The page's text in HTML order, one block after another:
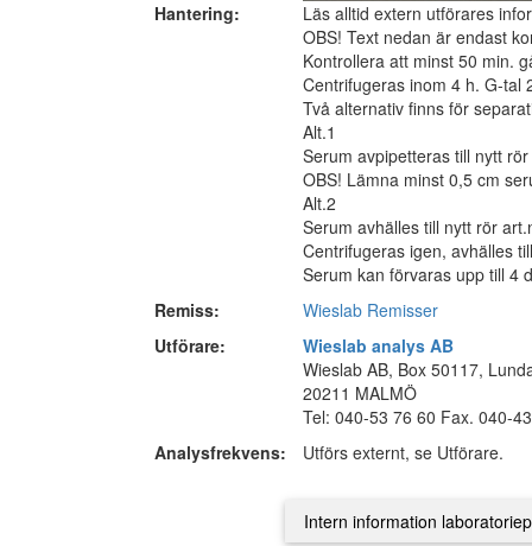
Hantering:
Läs alltid extern utförares
OBS! Text nedan är endast
Kontrollera att minst 50 min.
Centrifugeras inom 4 h. G-tal
Två alternativ finns för
Alt.1
Serum avpipetteras till nytt
OBS! Lämna minst 0,5 cm
Alt.2
Serum avhälles till nytt rör
Centrifugeras igen, avhälles
Serum kan förvaras upp till 4
Remiss:
Wieslab Remisser
Utförare:
Wieslab analys AB
Wieslab AB, Box 50117,
20211 MALMÖ
Tel: 040-53 76 60 Fax. 040-
Analysfrekvens:
Utförs externt, se Utförare.